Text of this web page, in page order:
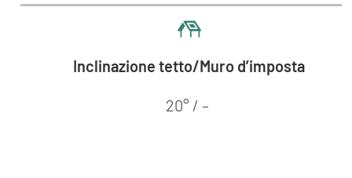
Inclinazione tetto/Muro d’imposta
20° / –